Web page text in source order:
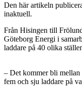
Den här artikeln
inaktuell.
Från Hisingen till
Göteborg Energi i
laddare på 40 olika
‒ Det kommer bli mellan
fem och sju laddare på